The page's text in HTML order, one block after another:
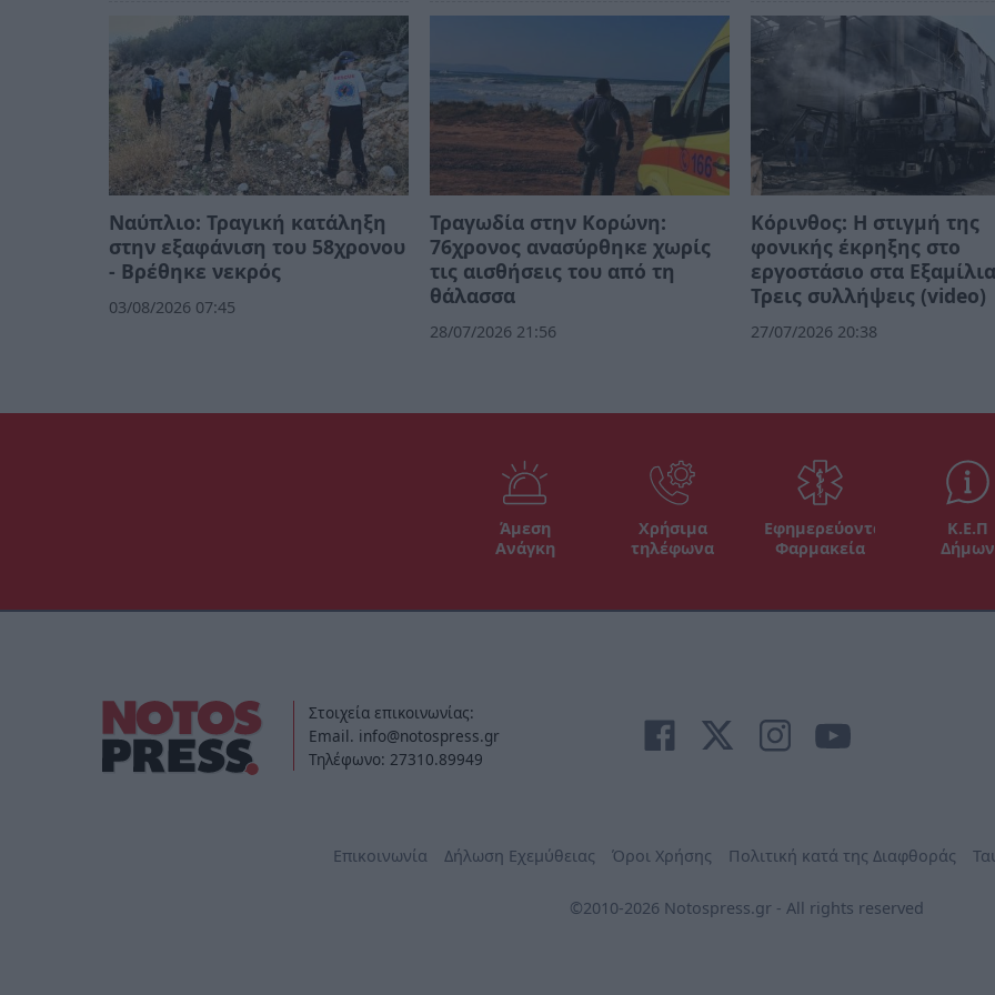
Ναύπλιο: Τραγική κατάληξη
στην εξαφάνιση του 58χρονου
- Βρέθηκε νεκρός
03/08/2026 07:45
Τραγωδία στην Κορώνη:
76χρονος ανασύρθηκε χωρίς
τις αισθήσεις του από τη
θάλασσα
28/07/2026 21:56
Κόρινθος: Η στιγμή της
φονικής έκρηξης στο
εργοστάσιο στα
Τρεις συλλήψεις (video)
27/07/2026 20:38
Άμεση
Ανάγκη
Χρήσιμα
τηλέφωνα
Εφημερεύοντα
Φαρμακεία
Κ.Ε.Π
Δήμων
Στοιχεία επικοινωνίας:
Email. info@notospress.gr
Τηλέφωνο: 27310.89949
Επικοινωνία Δήλωση Εχεμύθειας Όροι Χρήσης Πολιτική κατά της Διαφθοράς
©2010-2026 Notospress.gr - All rights reserved